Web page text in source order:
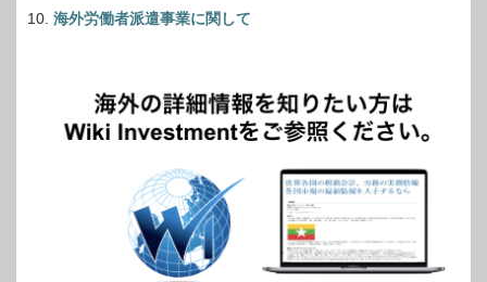
海外労働者派遣事業に関して